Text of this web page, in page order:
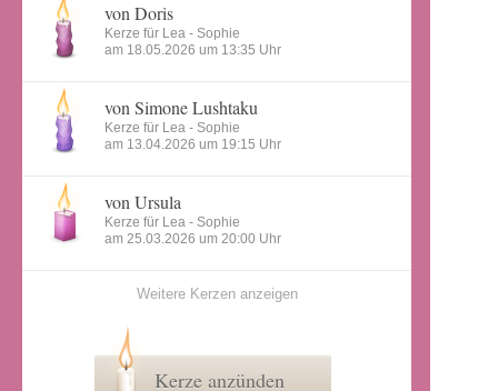
von Doris
Kerze für Lea - Sophie
am 18.05.2026 um 13:35 Uhr
von Simone Lushtaku
Kerze für Lea - Sophie
am 13.04.2026 um 19:15 Uhr
von Ursula
Kerze für Lea - Sophie
am 25.03.2026 um 20:00 Uhr
Weitere Kerzen anzeigen
Kerze anzünden